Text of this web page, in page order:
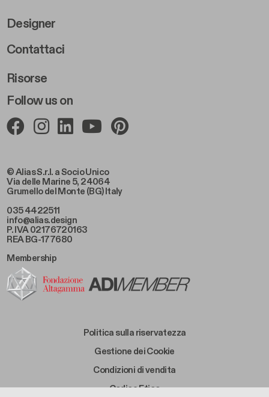
© Alias S.r.l. a Socio Unico
Via delle Marine 5, 24064
Grumello del Monte (BG) Italy
035 4422511
info@alias.design
P. IVA 02176720163
REA BG-177680
Follow us on
Designer
Footer Right 2
Contattaci
Risorse
Membership
Footer Bottom Left
Politica sulla riservatezza
Footer Bottom Left Middle
Gestione dei Cookie
Footer Bottom Right Middle
Condizioni di vendita
Footer Bottom Right
Codice Etico